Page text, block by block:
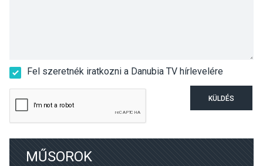
Fel szeretnék iratkozni a Danubia TV hírlevelére
KÜLDÉS
MŰSOROK